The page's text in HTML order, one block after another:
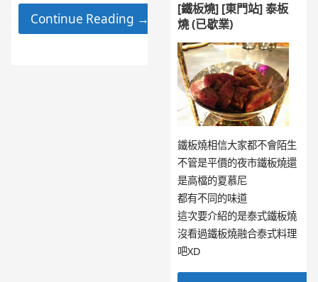
Continue Reading →
[鐵板燒] [東門站] 泰板
燒 (已歇業)
鐵板燒相信大家都不會陌生
不管是平價的夜市鐵板燒還
是高檔的夏慕尼
都有不同的味道
這次要介紹的是泰式鐵板燒
沒看過鐵板燒融合泰式料理
吧XD